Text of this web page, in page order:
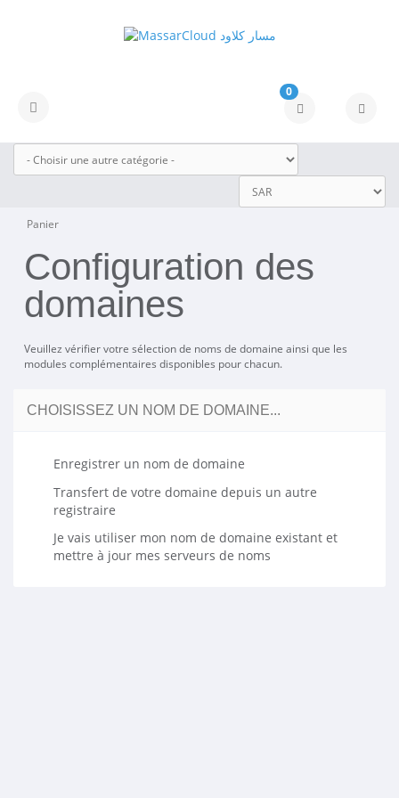
Basculer la navigation
0
Panier
Configuration des
domaines
Veuillez vérifier votre sélection de noms de domaine ainsi que les
modules complémentaires disponibles pour chacun.
CHOISISSEZ UN NOM DE DOMAINE...
Enregistrer un nom de domaine
Transfert de votre domaine depuis un autre
registraire
Je vais utiliser mon nom de domaine existant et
mettre à jour mes serveurs de noms